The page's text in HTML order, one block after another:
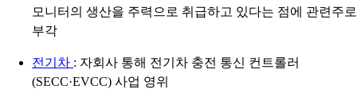
모니터의 생산을 주력으로 취급하고 있다는 점에 관련주로
부각
전기차 : 자회사 통해 전기차 충전 통신 컨트롤러
(SECC·EVCC) 사업 영위